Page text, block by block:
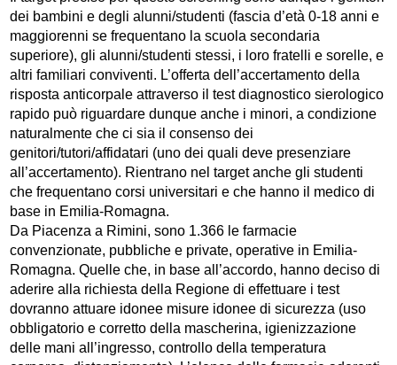
dei bambini e degli alunni/studenti (fascia d’età 0-18 anni e
maggiorenni se frequentano la scuola secondaria
superiore), gli alunni/studenti stessi, i loro fratelli e sorelle, e
altri familiari conviventi. L’offerta dell’accertamento della
risposta anticorpale attraverso il test diagnostico sierologico
rapido può riguardare dunque anche i minori, a condizione
naturalmente che ci sia il consenso dei
genitori/tutori/affidatari (uno dei quali deve presenziare
all’accertamento). Rientrano nel target anche gli studenti
che frequentano corsi universitari e che hanno il medico di
base in Emilia-Romagna.
Da Piacenza a Rimini, sono 1.366 le farmacie
convenzionate, pubbliche e private, operative in Emilia-
Romagna. Quelle che, in base all’accordo, hanno deciso di
aderire alla richiesta della Regione di effettuare i test
dovranno attuare idonee misure idonee di sicurezza (uso
obbligatorio e corretto della mascherina, igienizzazione
delle mani all’ingresso, controllo della temperatura